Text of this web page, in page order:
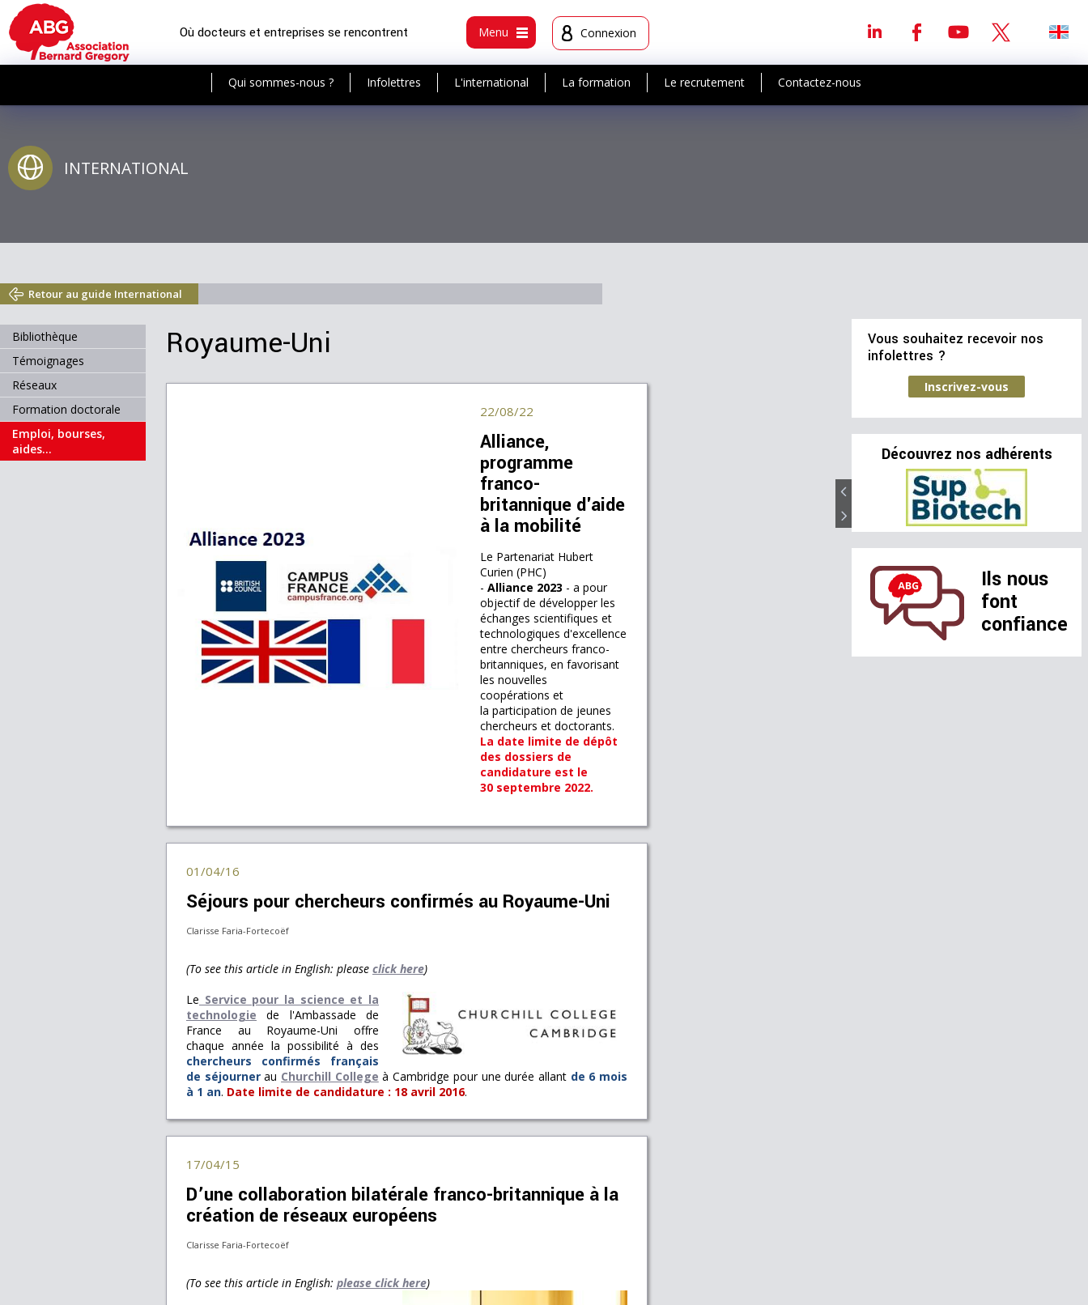
Où docteurs et entreprises se rencontrent Menu Connexion
Qui sommes-nous ? Infolettres L'international La formation Le recrutement Contactez-nous
INTERNATIONAL
Retour au guide International
Bibliothèque
Témoignages
Réseaux
Formation doctorale
Emploi, bourses,
aides...
Royaume-Uni
22/08/22
Alliance,
programme
franco-
britannique d'aide
à la mobilité
Le Partenariat Hubert
Curien (PHC)
- Alliance 2023 - a pour
objectif de développer les
échanges scientifiques et
technologiques d'excellence
entre chercheurs franco-
britanniques, en favorisant
les nouvelles
coopérations et
la participation de jeunes
chercheurs et doctorants.
La date limite de dépôt
des dossiers de
candidature est le
30 septembre 2022.
01/04/16
Séjours pour chercheurs confirmés au Royaume-Uni
Clarisse Faria-Fortecoëf
(To see this article in English: please click here)
Le Service pour la science et la
technologie de l'Ambassade de
France au Royaume-Uni offre
chaque année la possibilité à des
chercheurs confirmés français
de séjournerau Churchill College à Cambridge pour une durée allant de 6 mois
à 1 an. Date limite de candidature : 18 avril 2016.
17/04/15
D’une collaboration bilatérale franco-britannique à la
création de réseaux européens
Clarisse Faria-Fortecoëf
(To see this article in English: please click here)
Vous souhaitez recevoir nos
infolettres ?
Inscrivez-vous
Découvrez nos adhérents
Ils nous
font
confiance